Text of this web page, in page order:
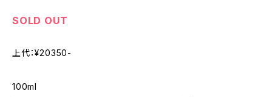
SOLD OUT
上代：¥20350-
100ml